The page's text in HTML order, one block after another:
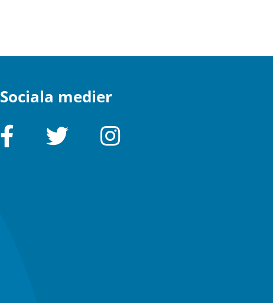
Sociala medier
Facebook Twitter Instagram